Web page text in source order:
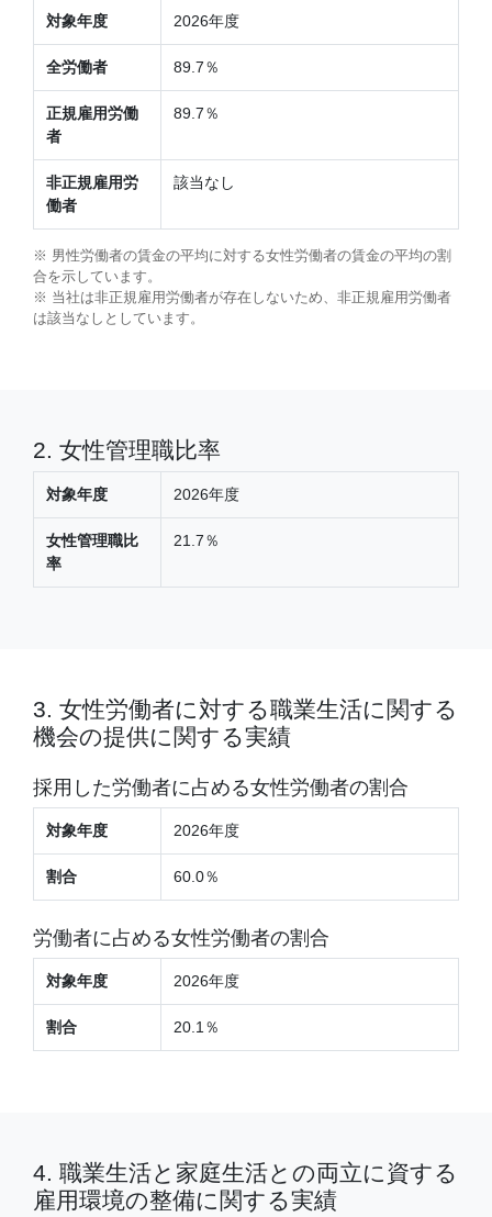
対象年度 2026年度
全労働者 89.7％
正規雇用労働
者
89.7％
非正規雇用労
働者
該当なし
※ 男性労働者の賃金の平均に対する女性労働者の賃金の平均の割
合を示しています。
※ 当社は非正規雇用労働者が存在しないため、非正規雇用労働者
は該当なしとしています。
2. 女性管理職比率
対象年度 2026年度
女性管理職比
率
21.7％
3. 女性労働者に対する職業生活に関する
機会の提供に関する実績
採用した労働者に占める女性労働者の割合
対象年度 2026年度
割合 60.0％
労働者に占める女性労働者の割合
対象年度 2026年度
割合 20.1％
4. 職業生活と家庭生活との両立に資する
雇用環境の整備に関する実績